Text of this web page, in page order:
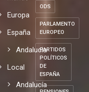
Economía
Mundo
Europa
España
Andalucia
MIGRACIÓN
MONARQUÍA
ODS
PARLAMENTO
EUROPEO
PARTIDOS